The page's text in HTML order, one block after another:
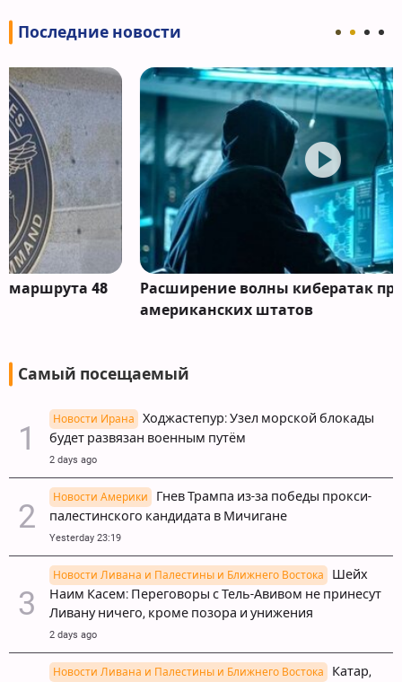
Последние новости
Расширение волны кибератак против
американских штатов
Самый посещаемый
Новости Ирана
Ходжастепур: Узел морской блокады
будет развязан военным путём
2 days ago
Новости Америки
Гнев Трампа из-за победы прокси-
палестинского кандидата в Мичигане
Yesterday 23:19
Новости Ливана и Палестины и Ближнего Востока
Шейх
Наим Касем: Переговоры с Тель-Авивом не принесут
Ливану ничего, кроме позора и унижения
2 days ago
Новости Ливана и Палестины и Ближнего Востока
Катар,